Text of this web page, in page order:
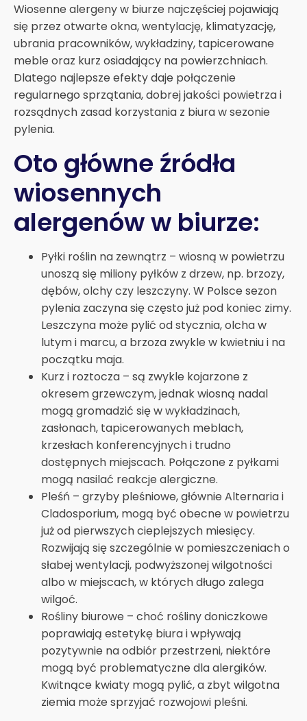
Wiosenne alergeny w biurze najczęściej pojawiają
się przez otwarte okna, wentylację, klimatyzację,
ubrania pracowników, wykładziny, tapicerowane
meble oraz kurz osiadający na powierzchniach.
Dlatego najlepsze efekty daje połączenie
regularnego sprzątania, dobrej jakości powietrza i
rozsądnych zasad korzystania z biura w sezonie
pylenia.
Oto główne źródła
wiosennych
alergenów w biurze:
Pyłki roślin na zewnątrz – wiosną w powietrzu
unoszą się miliony pyłków z drzew, np. brzozy,
dębów, olchy czy leszczyny. W Polsce sezon
pylenia zaczyna się często już pod koniec zimy.
Leszczyna może pylić od stycznia, olcha w
lutym i marcu, a brzoza zwykle w kwietniu i na
początku maja.
Kurz i roztocza – są zwykle kojarzone z
okresem grzewczym, jednak wiosną nadal
mogą gromadzić się w wykładzinach,
zasłonach, tapicerowanych meblach,
krzesłach konferencyjnych i trudno
dostępnych miejscach. Połączone z pyłkami
mogą nasilać reakcje alergiczne.
Pleśń – grzyby pleśniowe, głównie Alternaria i
Cladosporium, mogą być obecne w powietrzu
już od pierwszych cieplejszych miesięcy.
Rozwijają się szczególnie w pomieszczeniach o
słabej wentylacji, podwyższonej wilgotności
albo w miejscach, w których długo zalega
wilgoć.
Rośliny biurowe – choć rośliny doniczkowe
poprawiają estetykę biura i wpływają
pozytywnie na odbiór przestrzeni, niektóre
mogą być problematyczne dla alergików.
Kwitnące kwiaty mogą pylić, a zbyt wilgotna
ziemia może sprzyjać rozwojowi pleśni.